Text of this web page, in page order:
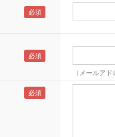
（メールア